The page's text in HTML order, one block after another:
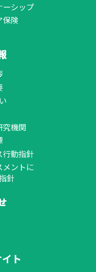
ーシップ
保険
究機関
行動指針
メントに
針
ト